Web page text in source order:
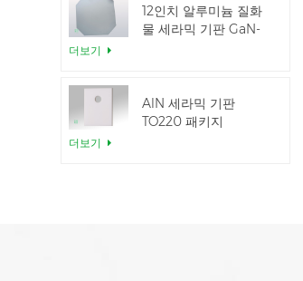
12인치 알루미늄 질화
물 세라믹 기판 GaN-
더보기
AlN 세라믹 기판
TO220 패키지
더보기